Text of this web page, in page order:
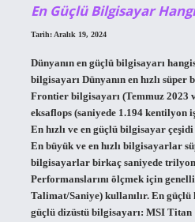
En Güçlü Bilgisayar
Tarih: Aralık 19, 2024
Dünyanın en güçlü bilgisayarı
bilgisayarı Dünyanın en hızlı süper
Frontier bilgisayarı (Temmuz 2023
eksaflops (saniyede 1.194 kentilyon
En hızlı ve en güçlü bilgisayar
En büyük ve en hızlı bilgisayarlar
bilgisayarlar birkaç saniyede
Performanslarını ölçmek için
Talimat/Saniye) kullanılır. En güçlü
güçlü dizüstü bilgisayarı: MSI Titan